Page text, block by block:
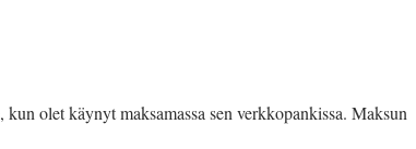
olet käynyt maksamassa sen verkkopankissa. Maksun